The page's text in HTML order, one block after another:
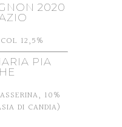
2020
12,5%
PIA
10%
DI CANDIA)